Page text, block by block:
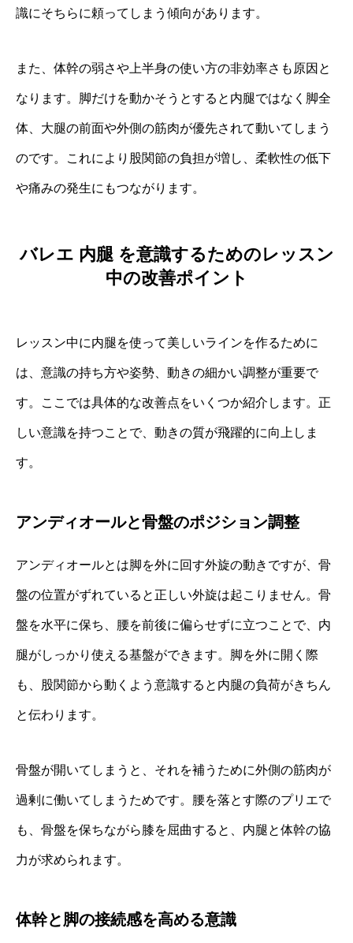
識にそちらに頼ってしまう傾向があります。
また、体幹の弱さや上半身の使い方の非効率さも原因と
なります。脚だけを動かそうとすると内腿ではなく脚全
体、大腿の前面や外側の筋肉が優先されて動いてしまう
のです。これにより股関節の負担が増し、柔軟性の低下
や痛みの発生にもつながります。
バレエ 内腿 を意識するためのレッスン
中の改善ポイント
レッスン中に内腿を使って美しいラインを作るために
は、意識の持ち方や姿勢、動きの細かい調整が重要で
す。ここでは具体的な改善点をいくつか紹介します。正
しい意識を持つことで、動きの質が飛躍的に向上しま
す。
アンディオールと骨盤のポジション調整
アンディオールとは脚を外に回す外旋の動きですが、骨
盤の位置がずれていると正しい外旋は起こりません。骨
盤を水平に保ち、腰を前後に偏らせずに立つことで、内
腿がしっかり使える基盤ができます。脚を外に開く際
も、股関節から動くよう意識すると内腿の負荷がきちん
と伝わります。
骨盤が開いてしまうと、それを補うために外側の筋肉が
過剰に働いてしまうためです。腰を落とす際のプリエで
も、骨盤を保ちながら膝を屈曲すると、内腿と体幹の協
力が求められます。
体幹と脚の接続感を高める意識